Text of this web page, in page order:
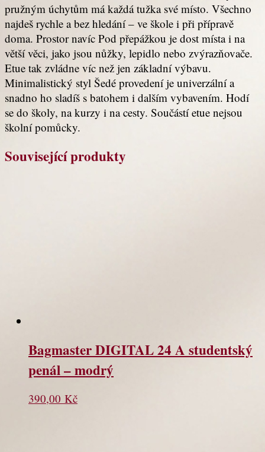
pružným úchytům má každá tužka své místo. Všechno
najdeš rychle a bez hledání – ve škole i při přípravě
doma. Prostor navíc Pod přepážkou je dost místa i na
větší věci, jako jsou nůžky, lepidlo nebo zvýrazňovače.
Etue tak zvládne víc než jen základní výbavu.
Minimalistický styl Šedé provedení je univerzální a
snadno ho sladíš s batohem i dalším vybavením. Hodí
se do školy, na kurzy i na cesty. Součástí etue nejsou
školní pomůcky.
Související produkty
Bagmaster DIGITAL 24 A studentský
penál – modrý
390,00 Kč